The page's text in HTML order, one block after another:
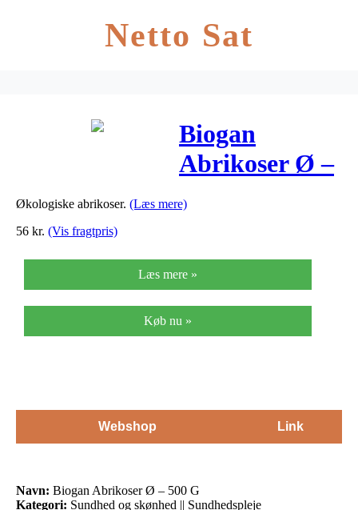
Netto Sat
Biogan
Abrikoser Ø –
500 G
Økologiske abrikoser. (Læs mere)
56 kr. (Vis fragtpris)
Læs mere »
Køb nu »
Webshop Link
Navn: Biogan Abrikoser Ø – 500 G
Kategori: Sundhed og skønhed || Sundhedspleje